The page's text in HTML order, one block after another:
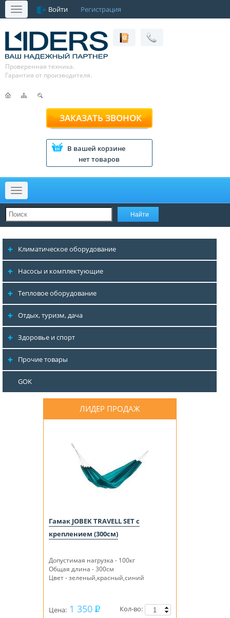
Меню Войти Регистрация
Проверенная техника.
Гарантия от производителя.
ЗАКАЗАТЬ ЗВОНОК
В вашей корзине
нет товаров
Меню
Климатическое оборудование
Насосы и комплектующие
Тепловое оборудование
Отдых, туризм, дача
Здоровье и спорт
Прочие товары
GOK
ЛИДЕР ПРОДАЖ
Гамак JOBEK TRAVELL SET с
креплением (300см)
Допустимая нагрузка - 100кг
Общая длина - 300см
Цвет - зеленый,красный,синий
Цена: 1 350
Кол-во: